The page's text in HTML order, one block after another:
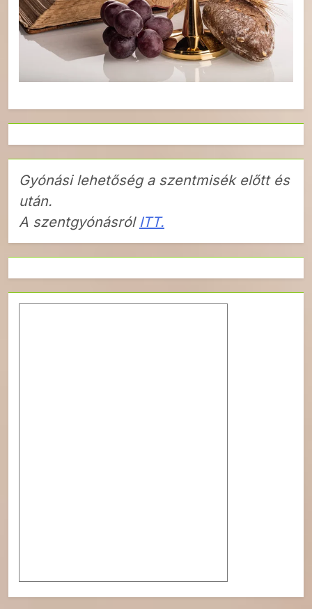
Gyónási lehetőség a szentmisék előtt és
után.
A szentgyónásról ITT.